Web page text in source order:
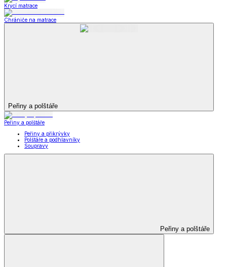
Krycí matrace
Chrániče na matrace
Peřiny a polštáře
Peřiny a polštáře
Peřiny a přikrývky
Polštáře a podhlavníky
Soupravy
Peřiny a polštáře